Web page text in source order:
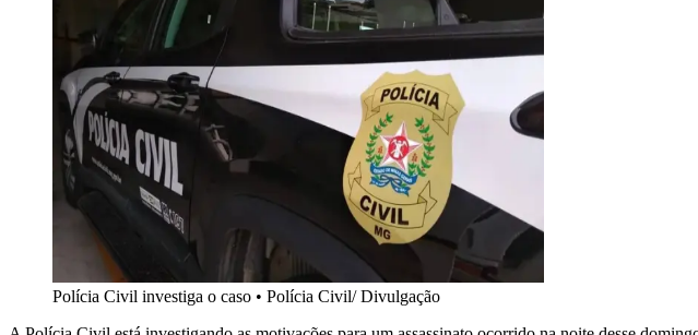
Polícia Civil investiga o caso • Polícia Civil/ Divulgação